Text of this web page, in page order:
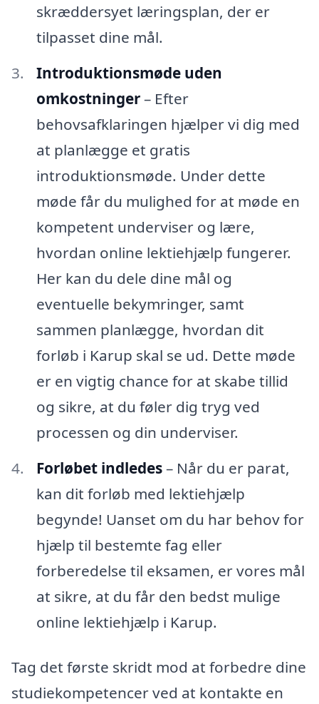
skræddersyet læringsplan, der er
tilpasset dine mål.
Introduktionsmøde uden
omkostninger– Efter
behovsafklaringen hjælper vi dig med
at planlægge et gratis
introduktionsmøde. Under dette
møde får du mulighed for at møde en
kompetent underviser og lære,
hvordan online lektiehjælp fungerer.
Her kan du dele dine mål og
eventuelle bekymringer, samt
sammen planlægge, hvordan dit
forløb i Karup skal se ud. Dette møde
er en vigtig chance for at skabe tillid
og sikre, at du føler dig tryg ved
processen og din underviser.
Forløbet indledes– Når du er parat,
kan dit forløb med lektiehjælp
begynde! Uanset om du har behov for
hjælp til bestemte fag eller
forberedelse til eksamen, er vores mål
at sikre, at du får den bedst mulige
online lektiehjælp i Karup.
Tag det første skridt mod at forbedre dine
studiekompetencer ved at kontakte en